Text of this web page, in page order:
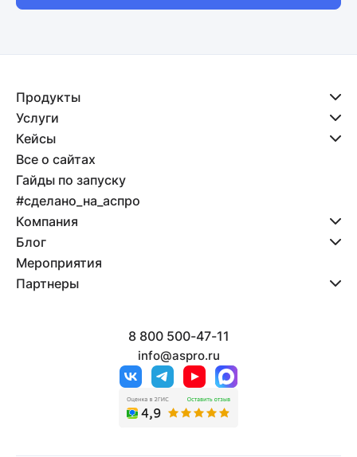
Продукты
Услуги
Кейсы
Все о сайтах
Гайды по запуску
#сделано_на_аспро
Компания
Блог
Мероприятия
Партнеры
8 800 500-47-11
info@aspro.ru